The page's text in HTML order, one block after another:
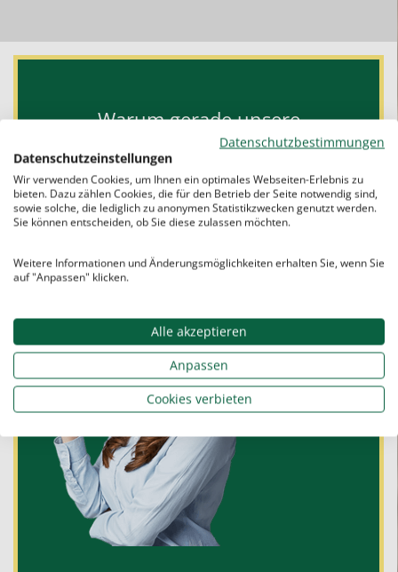
Warum gerade unsere
Schülernachhilfe?
Der Studentenring begleitet Ihr Kind auf
seinem individuellen Bildungsweg und gibt
ihm die Werkzeuge für nachhaltigen Erfolg
Datenschutzbestimmungen
Datenschutzeinstellungen
Wir verwenden Cookies, um Ihnen ein optimales Webseiten-Erlebnis zu
bieten. Dazu zählen Cookies, die für den Betrieb der Seite notwendig sind,
sowie solche, die lediglich zu anonymen Statistikzwecken genutzt werden.
Sie können entscheiden, ob Sie diese zulassen möchten.
Weitere Informationen und Änderungsmöglichkeiten erhalten Sie, wenn Sie
auf "Anpassen" klicken.
Alle akzeptieren
Anpassen
Cookies verbieten